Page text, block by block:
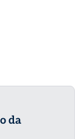
da